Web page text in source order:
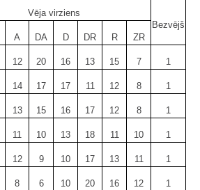
Vēja virziens
Bezvējš
A DA D DR R ZR
12 20 16 13 15 7 1
14 17 17 11 12 8 1
13 15 16 17 12 8 1
11 10 13 18 11 10 1
12 9 10 17 13 11 1
8 6 10 20 16 12 1